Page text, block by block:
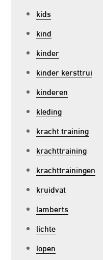
kids
kind
kinder
kinder kersttrui
kinderen
kleding
kracht training
krachttraining
krachttrainingen
kruidvat
lamberts
lichte
lopen